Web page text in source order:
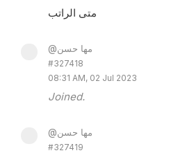
متى الراتب
@مها حسن
#327418
08:31 AM, 02 Jul 2023
Joined.
@مها حسن
#327419